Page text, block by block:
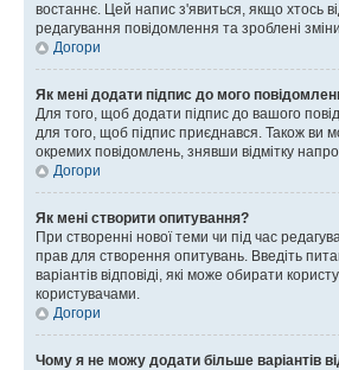
востаннє. Цей напис з'явиться, якщо хтось
редагування повідомлення та зроблені
Догори
Як мені додати підпис до мого
Для того, щоб додати підпис до вашого
для того, щоб підпис приєднався. Також ви
окремих повідомлень, знявши відмітку
Догори
Як мені створити опитування?
При створенні нової теми чи під час
прав для створення опитувань. Введіть
варіантів відповіді, які може обирати
користувачами.
Догори
Чому я не можу додати більше варіантів